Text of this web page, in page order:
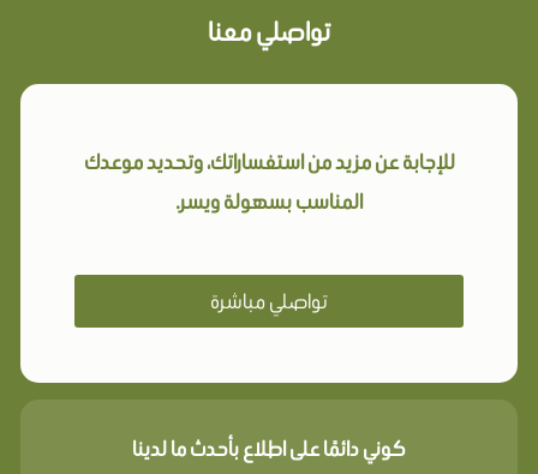
تواصلي معنا
للإجابة عن مزيد من استفساراتك، وتحديد موعدك
المناسب بسهولة ويسر.
تواصلي مباشرة
كوني دائمًا على اطلاع بأحدث ما لدينا